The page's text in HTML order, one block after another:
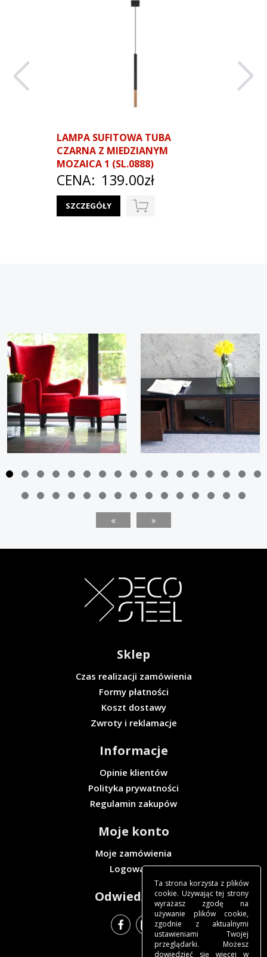
LAMPA SUFITOWA TUBA
CZARNA Z MIEDZIANYM
MOZAICA 1 (SL.0888)
CENA: 139.00zł
SZCZEGÓŁY
« »
Sklep
Czas realizacji zamówienia
Formy płatności
Koszt dostawy
Zwroty i reklamacje
Informacje
Opinie klientów
Polityka prywatności
Regulamin zakupów
Moje konto
Moje zamówienia
Logowanie
Odwiedź nas
Ta strona korzysta z plików
cookie. Używając tej strony
wyrażasz zgodę na
używanie plików cookie,
zgodnie z aktualnymi
ustawieniami Twojej
przeglądarki. Możesz
dowiedzieć się więcej w